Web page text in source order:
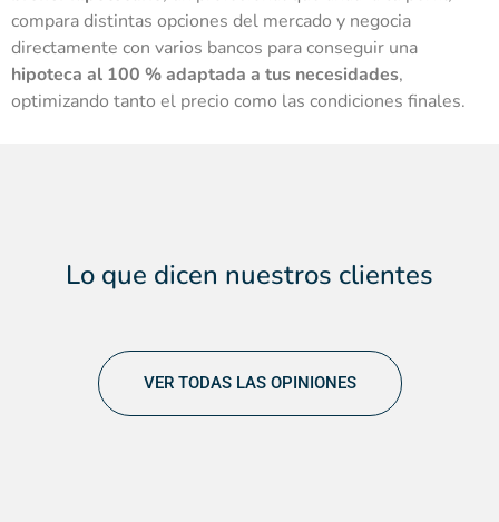
compara distintas opciones del mercado y negocia
directamente con varios bancos para conseguir una
hipoteca al 100 % adaptada a tus necesidades,
optimizando tanto el precio como las condiciones finales.
Lo que dicen nuestros clientes
VER TODAS LAS OPINIONES